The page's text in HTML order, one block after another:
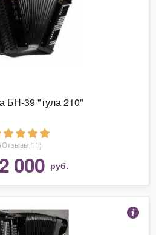
БН-39 "тула 210"
(Отзывы 11)
000 руб.